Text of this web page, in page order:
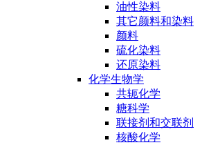
油性染料
其它颜料和染料
颜料
硫化染料
还原染料
化学生物学
共轭化学
糖科学
联接剂和交联剂
核酸化学